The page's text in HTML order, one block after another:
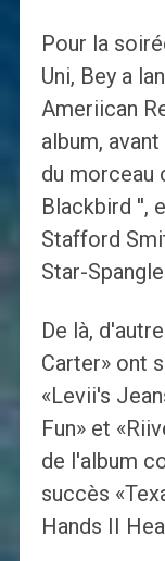
Pour la
Uni, Bey a
Ameriican
album,
du morceau
Blackbird '',
Stafford
Star-
De là,
Carter» ont
«Levii's
Fun» et
de l'album
succès
Hands II